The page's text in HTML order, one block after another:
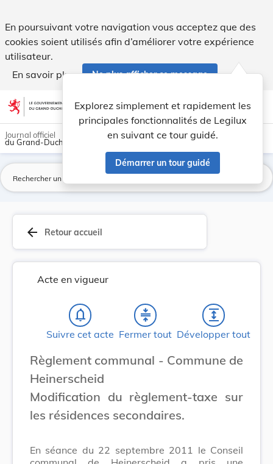
En poursuivant votre navigation vous acceptez que des
cookies soient utilisés afin d’améliorer votre expérience
utilisateur.
En savoir plus
Ne plus afficher ce message
Aller au contenu account_circle help Aide
Explorez simplement et rapidement les
principales fonctionnalités de Legilux
en suivant ce tour guidé.
Démarrer un tour guidé
light_mode dark_mode
Journal officiel
du Grand-Duché de Luxembourg
arrow_back Retour accueil
Acte en vigueur
notifications_none
Suivre cet acte
compress
Fermer tout
expand
Développer tout
Règlement communal - Commune de
Heinerscheid
Modification du règlement-taxe sur
les résidences secondaires.
En séance du 22 septembre 2011 le Conseil